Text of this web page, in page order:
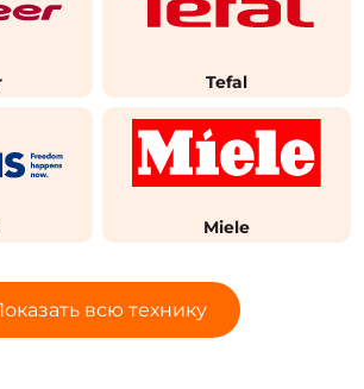
Tefal
Miele
всю технику